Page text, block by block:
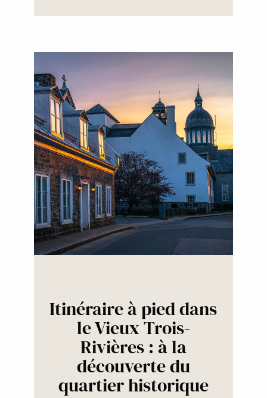
Itinéraire à pied dans
le Vieux Trois-
Rivières : à la
découverte du
quartier historique